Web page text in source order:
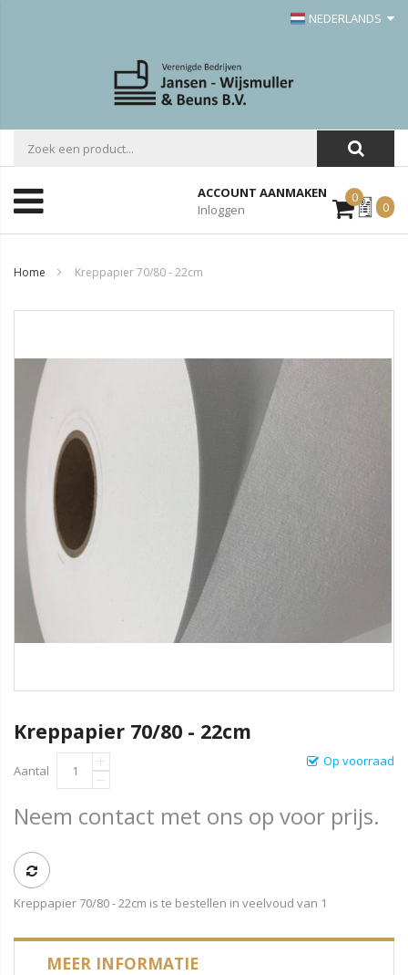
NEDERLANDS
ACCOUNT AANMAKEN
Inloggen
0Mijn
Offerte
0
Home Kreppapier 70/80 - 22cm
Kreppapier 70/80 - 22cm
Op voorraad
Aantal
Neem contact met ons op voor prijs.
Kreppapier 70/80 - 22cm is te bestellen in veelvoud van 1
MEER INFORMATIE